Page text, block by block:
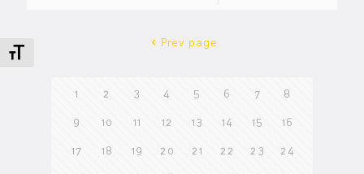
Changer la taille de la police
Prev page
1 2 3 4 5 6 7 8
9 10 11 12 13 14 15 16
17 18 19 20 21 22 23 24